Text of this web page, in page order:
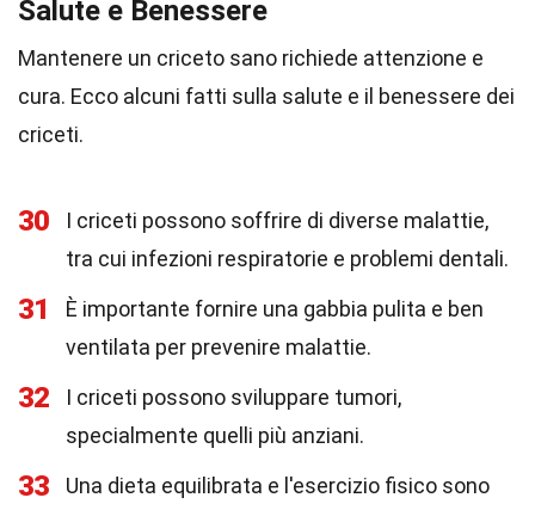
Salute e Benessere
Mantenere un criceto sano richiede attenzione e
cura. Ecco alcuni fatti sulla salute e il benessere dei
criceti.
30
I criceti possono soffrire di diverse malattie,
tra cui infezioni respiratorie e problemi dentali.
31
È importante fornire una gabbia pulita e ben
ventilata per prevenire malattie.
32
I criceti possono sviluppare tumori,
specialmente quelli più anziani.
33
Una dieta equilibrata e l'esercizio fisico sono